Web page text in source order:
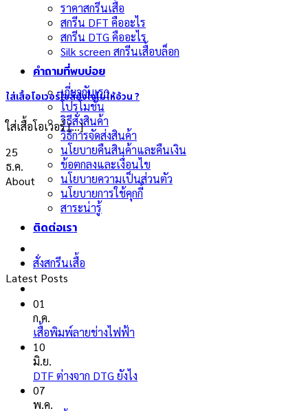
ราคาสกรีนเสื้อ
สกรีน DFT คืออะไร
สกรีน DTG คืออะไร
Silk screen สกรีนเสื้อบล็อก
คำถามที่พบบ่อย
เกี่ยวกับเรา
โปรโมชั่น
วิธีสั่งสินค้า
วิธีการจัดส่งสินค้า
นโยบายคืนสินค้าและคืนเงิน
ข้อตกลงและเงื่อนไข
นโยบายความเป็นส่วนตัว
นโยบายการใช้คุกกี้
สาระน่ารู้
ติดต่อเรา
สั่งสกรีนเสื้อ
ใส่เสื้อโอเวอร์ไซส์ยังไงไม่ให้อ้วน ?
ใส่เสื้อโอเวอร์ [...]
25
ธ.ค.
About
Latest Posts
01
ก.ค.
เสื้อพิมพ์ลายช่างไฟฟ้า
บน
10
มิ.ย.
DTF ต่างจาก DTG ยังไง
07
พ.ค.